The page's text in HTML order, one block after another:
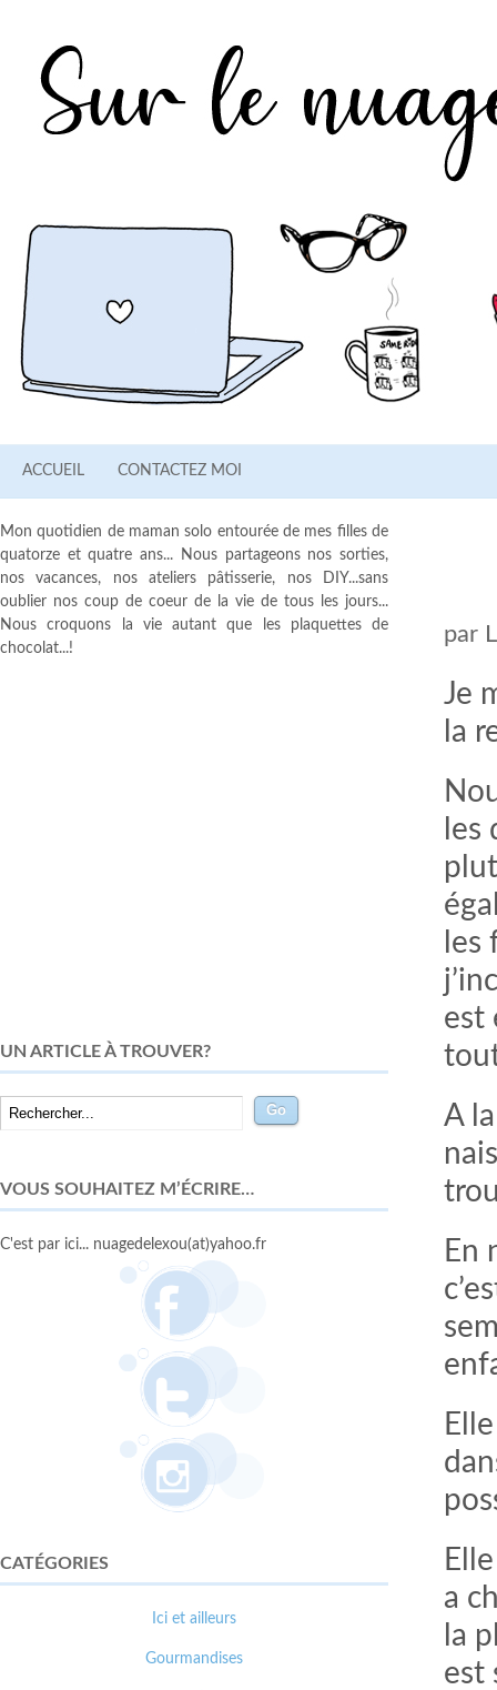
ACCUEIL CONTACTEZ MOI
par
Je
la
les
les
est
A
En
a
la
est
Mon quotidien de maman solo entourée de mes filles de
quatorze et quatre ans... Nous partageons nos sorties,
nos vacances, nos ateliers pâtisserie, nos DIY...sans
oublier nos coup de coeur de la vie de tous les jours...
Nous croquons la vie autant que les plaquettes de
chocolat...!
UN ARTICLE À TROUVER?
VOUS SOUHAITEZ M’ÉCRIRE…
C'est par ici... nuagedelexou(at)yahoo.fr
CATÉGORIES
Ici et ailleurs
Gourmandises